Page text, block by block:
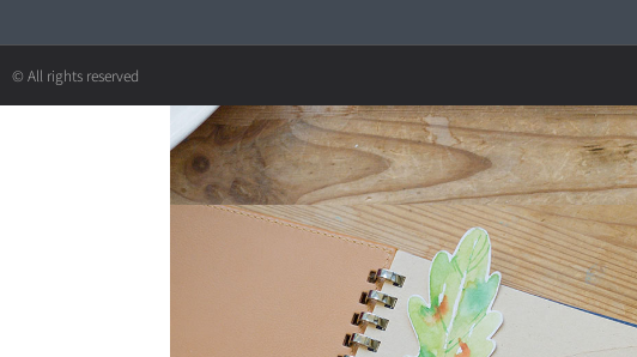
o
-
r
m
© All rights reserved